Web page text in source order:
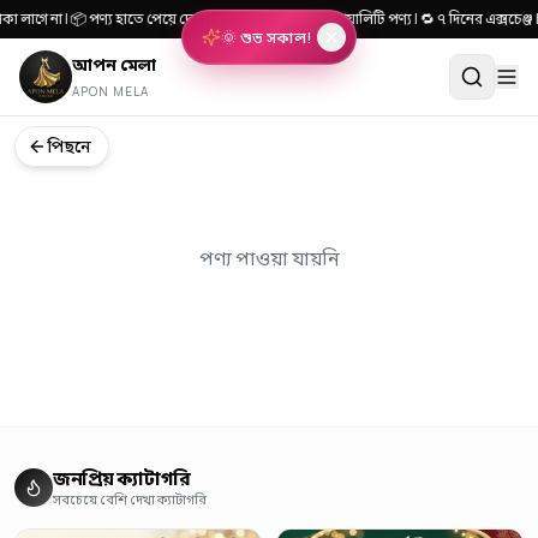
🌞 শুভ সকাল!
লাগে না | 📦 পণ্য হাতে পেয়ে দেখে টাকা দিন | 🎯 ১০০% কোয়ালিটি পণ্য | 🔁 ৭ দিনের
আপন মেলা
APON MELA
পিছনে
পণ্য পাওয়া যায়নি
জনপ্রিয় ক্যাটাগরি
সবচেয়ে বেশি দেখা ক্যাটাগরি